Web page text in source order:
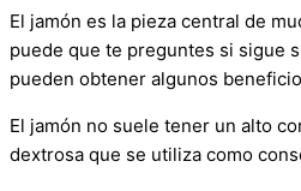
El jamón es la pieza central de
puede que te preguntes si sigue
pueden obtener algunos
El jamón no suele tener un alto
dextrosa que se utiliza como